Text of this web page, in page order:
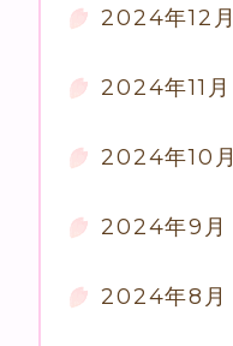
2024年12月
2024年11月
2024年10月
2024年9月
2024年8月